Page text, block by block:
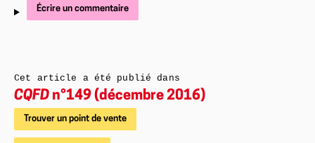
Écrire un commentaire
Cet article a été publié dans
CQFD n°149 (décembre 2016)
Trouver un point de vente